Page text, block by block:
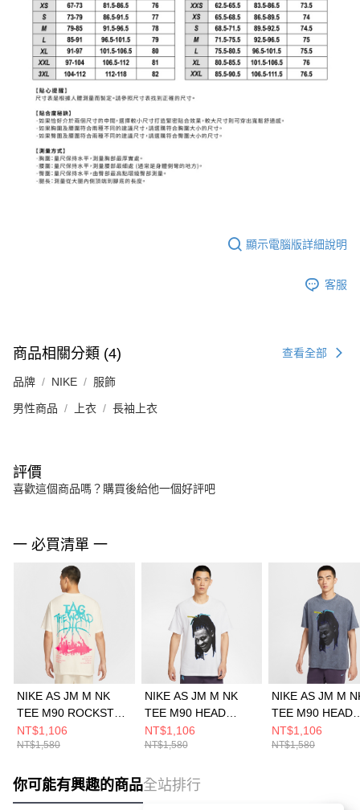
顯示電腦版詳細說明
客服
商品相關分類 (4) 查看全部
品牌 NIKE 服飾
男性商品 上衣 長袖上衣
評價
喜歡這個商品嗎？購買後給他一個好評吧
一 必買清單 一
NIKE AS JM M NK
TEE M90 ROCKSTAR
2 男 短袖上衣
II1490133
NT$1,106
NT$1,580
NIKE AS JM M NK
TEE M90 HEAD
LOOSE 男 短袖上衣
HJ3429100
NT$1,106
NT$1,580
NIKE AS JM M
TEE M90 HEAD
LOOSE 男 短袖
HJ3429010
NT$1,106
NT$1,580
你可能有興趣的商品全站排行